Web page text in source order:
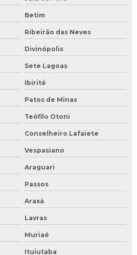
Betim
Ribeirão das Neves
Divinópolis
Sete Lagoas
Ibirité
Patos de Minas
Teófilo Otoni
Conselheiro Lafaiete
Vespasiano
Araguari
Passos
Araxá
Lavras
Muriaé
Ituiutaba